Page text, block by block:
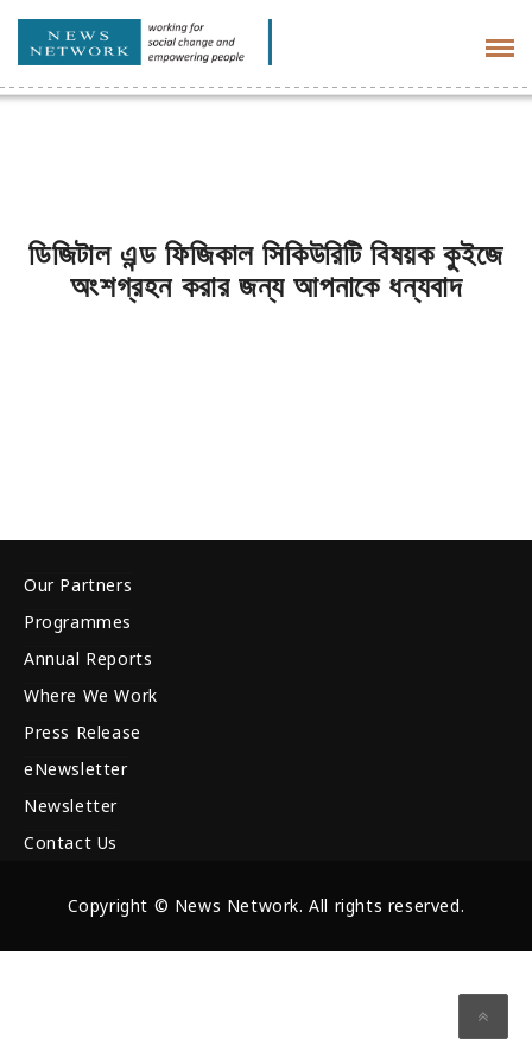
ডিজিটাল এন্ড ফিজিকাল সিকিউরিটি বিষয়ক কুইজে
অংশগ্রহন করার জন্য আপনাকে ধন্যবাদ
Our Partners
Programmes
Annual Reports
Where We Work
Press Release
eNewsletter
Newsletter
Contact Us
Copyright © News Network. All rights reserved.